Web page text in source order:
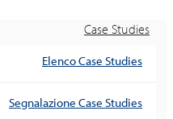
Case Studies
Elenco Case Studies
Segnalazione Case Studies